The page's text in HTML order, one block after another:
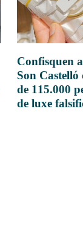
Confisquen
Son Castelló
de 115.000
de luxe